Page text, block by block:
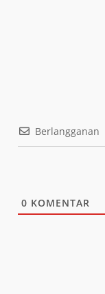
Berlangganan
0 KOMENTAR